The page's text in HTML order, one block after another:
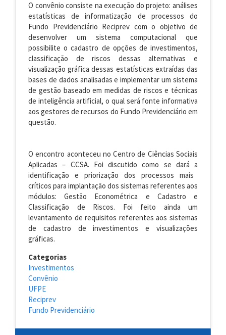
O convênio consiste na execução do projeto: análises
estatísticas de informatização de processos do
Fundo Previdenciário Reciprev com o objetivo de
desenvolver um sistema computacional que
possibilite o cadastro de opções de investimentos,
classificação de riscos dessas alternativas e
visualização gráfica dessas estatísticas extraídas das
bases de dados analisadas e implementar um sistema
de gestão baseado em medidas de riscos e técnicas
de inteligência artificial, o qual será fonte informativa
aos gestores de recursos do Fundo Previdenciário em
questão.
O encontro aconteceu noCentro de Ciências Sociais
Aplicadas – CCSA. Foi discutido como se dará a
identificação e priorização dos processos mais
críticos para implantação dos sistemas referentes aos
módulos: Gestão Econométrica e Cadastro e
Classificação de Riscos. Foi feito ainda um
levantamento de requisitos referentes aos sistemas
de cadastro de investimentos e visualizações
gráficas.
Categorias
Investimentos
Convênio
UFPE
Reciprev
Fundo Previdenciário